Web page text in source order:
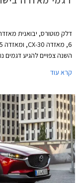
דלק מוטורס, יבואנית
השנה צפויים להגיע דגמים
קרא עוד